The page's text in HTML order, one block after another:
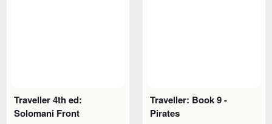
Traveller 4th ed:
Solomani Front
Traveller: Book 9 -
Pirates